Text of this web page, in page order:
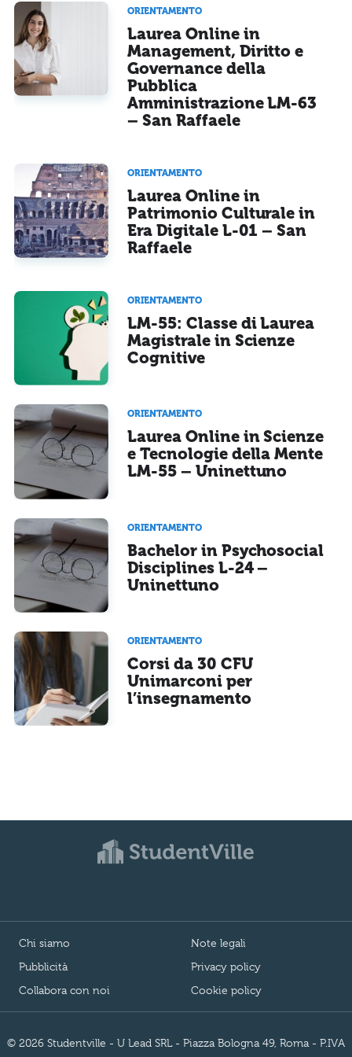
ORIENTAMENTO
Laurea Online in
Management, Diritto e
Governance della
Pubblica
Amministrazione LM-63
– San Raffaele
ORIENTAMENTO
Laurea Online in
Patrimonio Culturale in
Era Digitale L-01 – San
Raffaele
ORIENTAMENTO
LM-55: Classe di Laurea
Magistrale in Scienze
Cognitive
ORIENTAMENTO
Laurea Online in Scienze
e Tecnologie della Mente
LM-55 – Uninettuno
ORIENTAMENTO
Bachelor in Psychosocial
Disciplines L-24 –
Uninettuno
ORIENTAMENTO
Corsi da 30 CFU
Unimarconi per
l’insegnamento
Chi siamo
Pubblicità
Collabora con noi
Note legali
Privacy policy
Cookie policy
© 2026 Studentville - U Lead SRL - Piazza Bologna 49, Roma - P.IVA